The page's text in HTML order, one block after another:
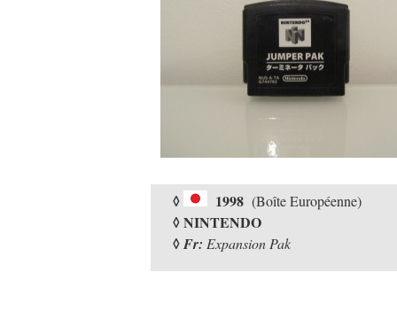
◊ 1998 (Boîte Européenne)
◊ NINTENDO
◊Fr: Expansion Pak